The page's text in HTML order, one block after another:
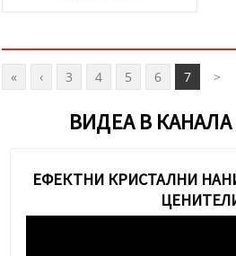
« ‹ 3 4 5 6 7 >
ВИДЕА В
ЕФЕКТНИ КРИСТАЛНИ